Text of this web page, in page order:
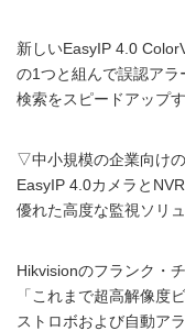
新しいEasyIP 4.0
の1つと組んで誤認アラ
検索をスピードアップす
▽中小規模の企業向け
EasyIP 4.0カメラと
優れた高度な監視ソリ
Hikvisionのフランク・
「これまで超高解像度
ストロボおよび自動ア